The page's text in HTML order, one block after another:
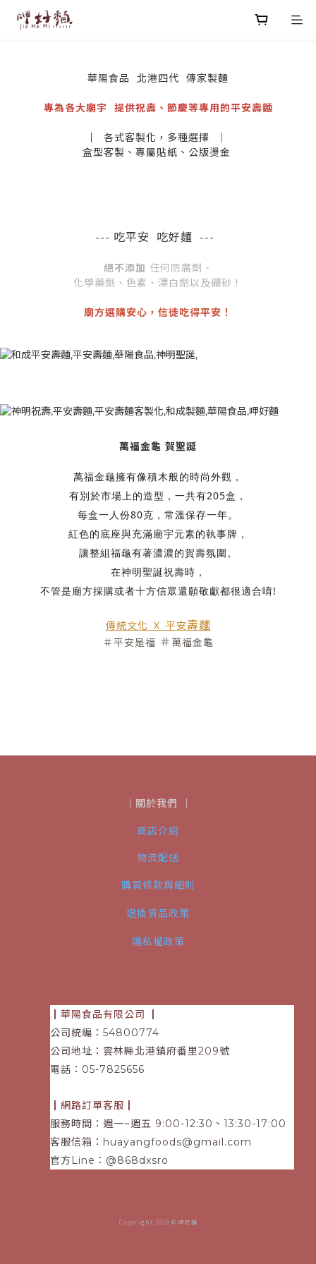
華陽食品 北港四代 傳家製麵
專為各大廟宇 提供祝壽、節慶等專用的平安壽麵
各式客製化，多種選擇 ｜
盒型客製、專屬貼紙、公版燙金
--- 吃平安 吃好麵 ---
絕不添加 任何防腐劑、
化學藥劑、色素、漂白劑以及硼砂！
廟方選購安心，信徒吃得平安！
萬福金龜 賀聖誕
萬福金龜擁有像積木般的時尚外觀，
有別於市場上的造型，一共有205盒，
每盒一人份80克，常溫保存一年。
紅色的底座與充滿廟宇元素的執事牌，
讓整組福龜有著濃濃的賀壽氛圍。
在神明聖誕祝壽時，
不管是廟方採購或者十方信眾還願敬獻都很適合唷!
傳統文化 Ｘ 平安壽麵
＃平安是福 ＃ 萬福金龜
｜關於我們 ｜
商店介紹
物流配送
購買條款與細則
退換貨品政策
隱私權政策
┃華陽食品有限公司
公司統編：54800774
公司地址：雲林縣北港鎮府番里209號
電話 ：05-7825656
┃網路訂單客服┃
服務時間：週一~週五 9:00-12:30、13:30-17:00
客服信箱： huayangfoods@gmail.com
官方Line：@868dxsro
Copyright 2019 © 呷好麵